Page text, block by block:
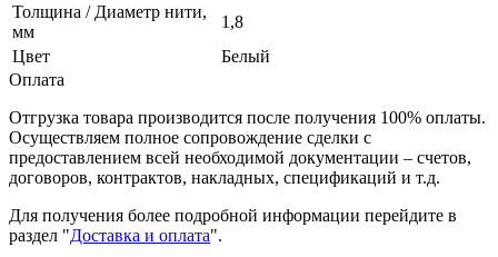
Толщина / Диаметр нити,
мм
1,8
Цвет
Белый
Оплата
Отгрузка товара производится после получения 100% оплаты.
Осуществляем полное сопровождение сделки с
предоставлением всей необходимой документации – счетов,
договоров, контрактов, накладных, спецификаций и т.д.
Для получения более подробной информации перейдите в
раздел "Доставка и оплата".